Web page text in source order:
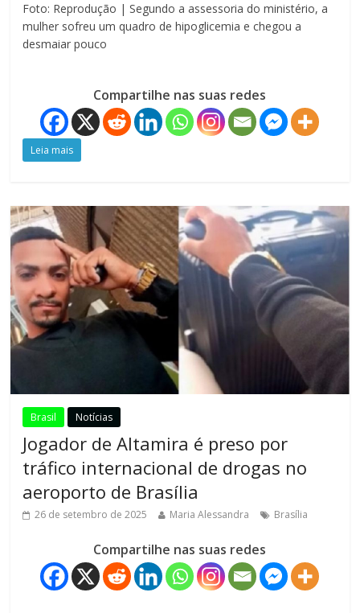
Foto: Reprodução | Segundo a assessoria do ministério, a
mulher sofreu um quadro de hipoglicemia e chegou a
desmaiar pouco
Compartilhe nas suas redes
Leia mais
Brasil Notícias
Jogador de Altamira é preso por
tráfico internacional de drogas no
aeroporto de Brasília
26 de setembro de 2025 Maria Alessandra Brasília
Compartilhe nas suas redes